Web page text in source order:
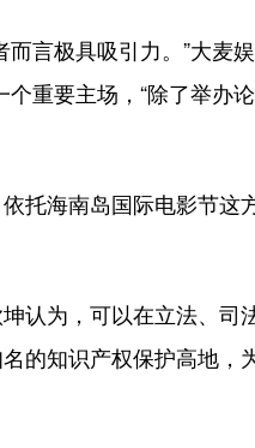
言极具吸引力。”大麦
个重要主场，“除了举办
海南岛国际电影节这
为，可以在立法、司
的知识产权保护高地